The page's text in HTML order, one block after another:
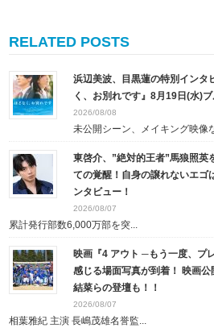
RELATED POSTS
浜辺美波、目黒蓮の特別インタ
く、お別れです』8月19日(水)
2026/08/08
未公開シーン、メイキング映像
東啓介、”絶対的王者”馬狼照英
ての覚醒！自身の譲れないエゴ
ンタビュー！
2026/08/07
累計発行部数6,000万部を突...
映画『4 アウト ─もう一度、プ
感じる場面写真が到着！ 映画
結菜らの登壇も！！
2026/08/07
相葉雅紀 主演 長嶋茂雄名誉監...